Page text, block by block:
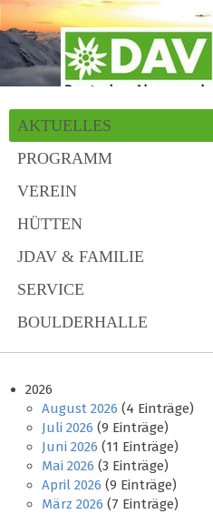
AKTUELLES
PROGRAMM
VEREIN
HÜTTEN
JDAV & FAMILIE
SERVICE
BOULDERHALLE
2026
August 2026 (4 Einträge)
Juli 2026 (9 Einträge)
Juni 2026 (11 Einträge)
Mai 2026 (3 Einträge)
April 2026 (9 Einträge)
März 2026 (7 Einträge)